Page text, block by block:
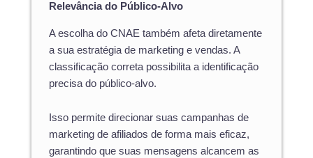
Relevância do Público-Alvo
A escolha do CNAE também afeta diretamente
a sua estratégia de marketing e vendas. A
classificação correta possibilita a identificação
precisa do público-alvo.
Isso permite direcionar suas campanhas de
marketing de afiliados de forma mais eficaz,
garantindo que suas mensagens alcancem as